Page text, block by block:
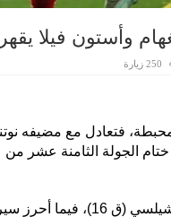
وأستون فيلا
250 زيارة
فتعادل مع مضيفه
في ختام الجولة الثامنة عشر من
وسجل رحيم سترلينج هدف تشيلسي (ق 16)، فيما